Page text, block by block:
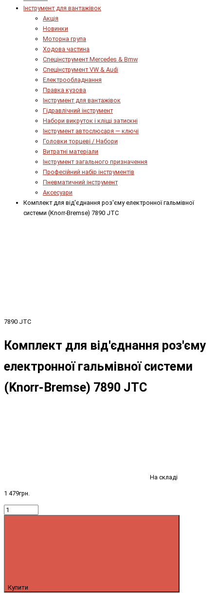
Інструмент для вантажівок
Акція
Новинки
Моторна група
Ходова частина
Спецінструмент Mercedes & Bmw
Спецінструмент VW & Audi
Електрообладнання
Правка кузова
Інструмент для вантажівок
Гідравлічний інструмент
Набори викруток і кліщі затискні
Інструмент автослюсаря — ключі
Головки торцеві / Набори
Витратні матеріали
Інструмент загального призначення
Професійний набір інструментів
Пневматичний інструмент
Аксесуари
Комплект для від'єднання роз'єму електронної гальмівної
системи (Knorr-Bremse) 7890 JTC
7890 JTC
Комплект для від'єднання роз'єму
електронної гальмівної системи
(Knorr-Bremse) 7890 JTC
На складі
1 479грн.
Купити